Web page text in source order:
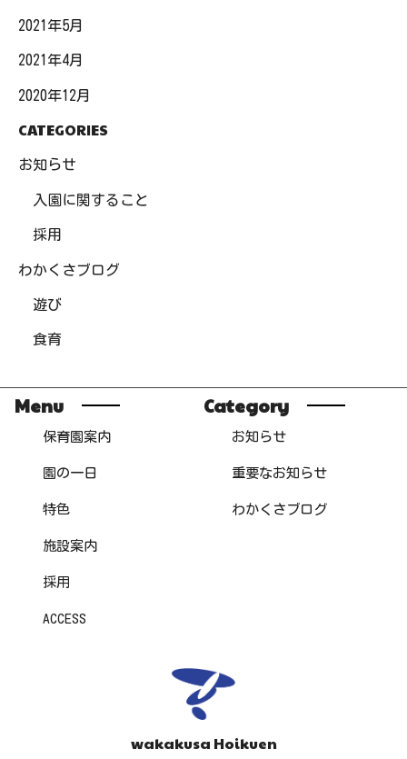
2021年5月
2021年4月
2020年12月
CATEGORIES
お知らせ
入園に関すること
採用
わかくさブログ
遊び
食育
Menu
保育園案内
園の一日
特色
施設案内
採用
ACCESS
Category
お知らせ
重要なお知らせ
わかくさブログ
wakakusa Hoikuen